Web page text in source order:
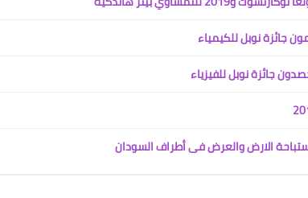
جائزة نوبل للكيمياء
جائزة نوبل للفيزياء
الارض والعرض فى أطراف السودان